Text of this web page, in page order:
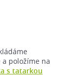
položíme na
s tatarkou